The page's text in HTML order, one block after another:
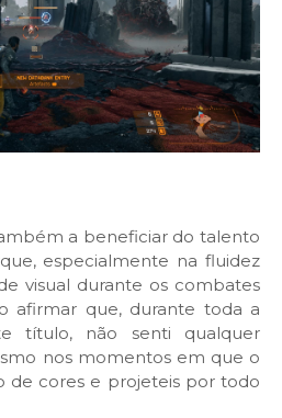
a beneficiar do talento
especialmente na fluidez
visual durante os combates
afirmar que, durante toda a
título, não senti qualquer
nos momentos em que o
de cores e projeteis por todo